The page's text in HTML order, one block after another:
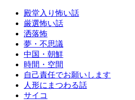
殿堂入り怖い話
厳選怖い話
洒落怖
夢・不思議
中国・朝鮮
時間・空間
自己責任でお願いします
人形にまつわる話
サイコ